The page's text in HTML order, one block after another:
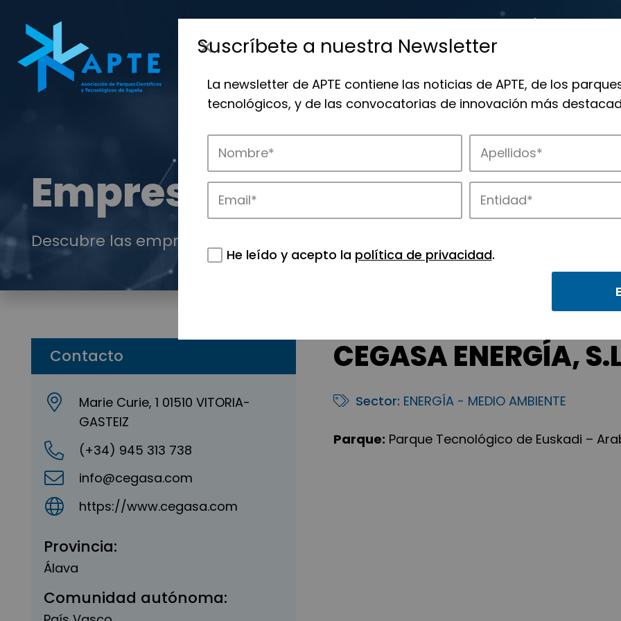
Empresas
Descubre las empresas que impulsan la innovación en los parques de APTE.
Contacto
Marie Curie, 1 01510 VITORIA-
GASTEIZ
(+34) 945 313 738
info@cegasa.com
https://www.cegasa.com
Provincia:
Álava
Comunidad autónoma:
CEGASA ENERGÍA,
Sector: ENERGÍA - MEDIO AMBIENTE
Parque: Parque Tecnológico de Euskadi –
Suscríbete a nuestra Newsletter
La newsletter de APTE contiene las noticias de APTE, de los
tecnológicos, y de las convocatorias de innovación más
He leído y acepto la política de privacidad.